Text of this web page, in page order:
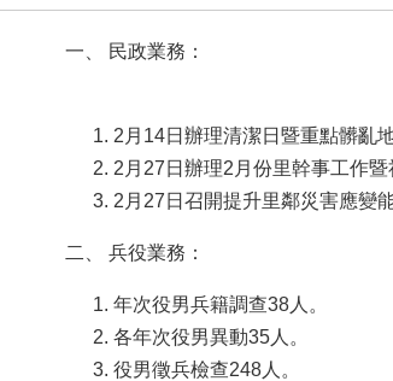
一、 民政業務：
2月14日辦理清潔日暨重點髒亂
2月27日辦理2月份里幹事工作暨
2月27日召開提升里鄰災害應變
二、 兵役業務：
年次役男兵籍調查38人。
各年次役男異動35人。
役男徵兵檢查248人。